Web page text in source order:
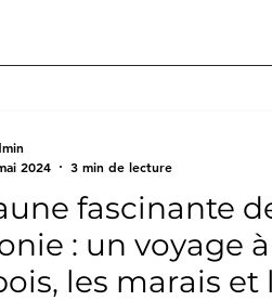
fascinante
: un voyage
les marais et
2024
3 min de lecture